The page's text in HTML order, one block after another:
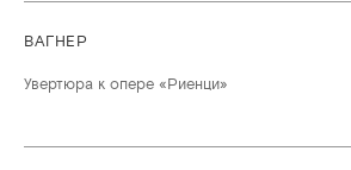
ВАГНЕР
Увертюра к опере «Риенци»